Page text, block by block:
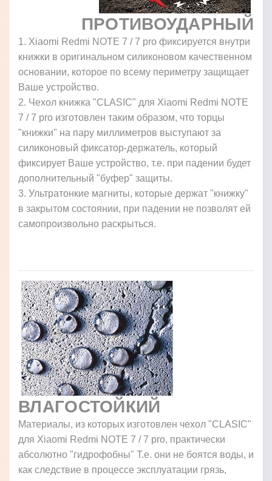
ПРОТИВОУДАРНЫЙ
1. Xiaomi Redmi NOTE 7 / 7 pro фиксируется внутри
книжки в оригинальном силиконовом качественном
основании, которое по всему периметру защищает
Ваше устройство.
2. Чехол книжка "CLASIC" для Xiaomi Redmi NOTE
7 / 7 pro изготовлен таким образом, что торцы
"книжки" на пару миллиметров выступают за
силиконовый фиксатор-держатель, который
фиксирует Ваше устройство, т.е. при падении будет
дополнительный "буфер" защиты.
3. Ультратонкие магниты, которые держат "книжку"
в закрытом состоянии, при падении не позволят ей
самопроизвольно раскрыться.
ВЛАГОСТОЙКИЙ
Материалы, из которых изготовлен чехол "CLASIC"
для Xiaomi Redmi NOTE 7 / 7 pro, практически
абсолютно "гидрофобны" Т.е. они не боятся воды, и
как следствие в процессе эксплуатации грязь,